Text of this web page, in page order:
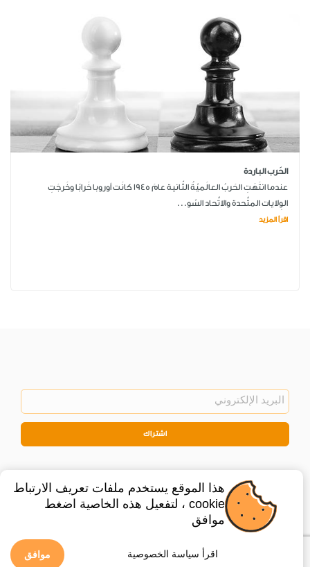
الحَرب الباردة
عندما انتَهَتِ الحَربُ العالَميّةُ الثّانية عامَ 1945 كانَت أوروبا خَرابًا وخَرجَتِ
الوِلايات المتَّحدة والاتِّحاد السّو...
اقرأ المزيد
اشتراك
هذا الموقع يستخدم ملفات تعريف الارتباط
cookie ، لتفعيل هذه الخاصية اضغط
موافق
موافق اقرأ سياسة الخصوصية